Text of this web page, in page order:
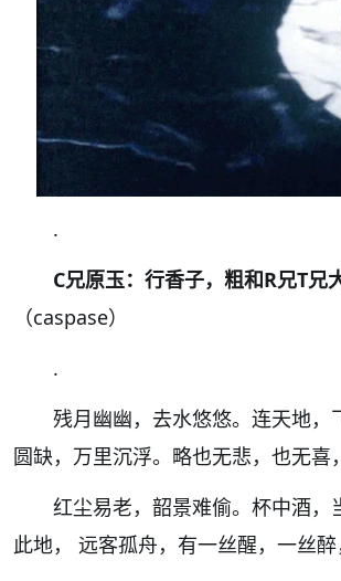
.
C兄原玉：行香子，粗和R兄T兄
（caspase）
.
残月幽幽，去水悠悠。连天地，
圆缺，万里沉浮。略也无悲，也无喜
红尘易老，韶景难偷。杯中酒，
此地， 远客孤舟，有一丝醒，一丝醉